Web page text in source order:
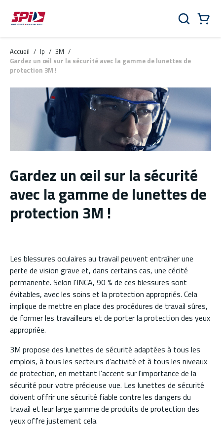
Aller au contenu principal
Skip to menu
Skip to footer
Rechercher
Accueil / lp / 3M /
Gardez un œil sur la sécurité avec la gamme de lunettes de
protection 3M !
Gardez un œil sur la sécurité
avec la gamme de lunettes de
protection 3M !
Les blessures oculaires au travail peuvent entraîner une
perte de vision grave et, dans certains cas, une cécité
permanente. Selon l'INCA, 90 % de ces blessures sont
évitables, avec les soins et la protection appropriés. Cela
implique de mettre en place des procédures de travail sûres,
de former les travailleurs et de porter la protection des yeux
appropriée.
3M propose des lunettes de sécurité adaptées à tous les
emplois, à tous les secteurs d'activité et à tous les niveaux
de protection, en mettant l'accent sur l'importance de la
sécurité pour votre précieuse vue. Les lunettes de sécurité
doivent offrir une sécurité fiable contre les dangers du
travail et leur large gamme de produits de protection des
yeux offre justement cela.